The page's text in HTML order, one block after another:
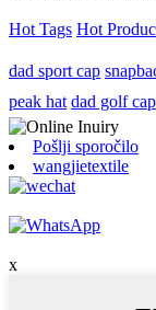
Hot Tags Hot
dad sport cap
peak hat dad golf cap
Pošlji sporočilo
wangjietextile
x